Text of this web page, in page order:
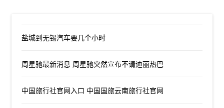
盐城到无锡汽车要几个小时
周星驰最新消息 周星驰突然宣布不请迪丽热巴
中国旅行社官网入口 中国国旅云南旅行社官网